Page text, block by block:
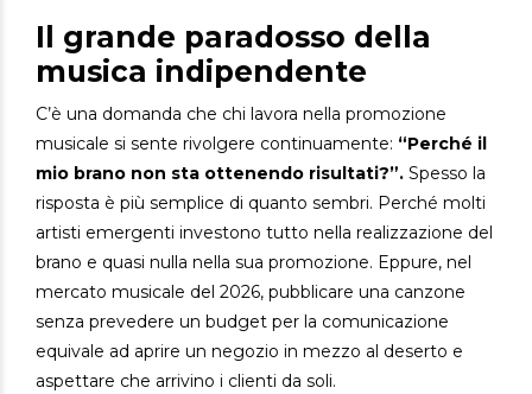
Il grande paradosso della
musica indipendente
C’è una domanda che chi lavora nella promozione
musicale si sente rivolgere continuamente: “Perché il
mio brano non sta ottenendo risultati?”. Spesso la
risposta è più semplice di quanto sembri. Perché molti
artisti emergenti investono tutto nella realizzazione del
brano e quasi nulla nella sua promozione. Eppure, nel
mercato musicale del 2026, pubblicare una canzone
senza prevedere un budget per la comunicazione
equivale ad aprire un negozio in mezzo al deserto e
aspettare che arrivino i clienti da soli.